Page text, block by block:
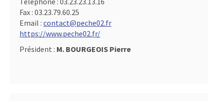
Fax : 03.23.79.60.25
Email : contact@peche02.fr
https://www.peche02.fr/
Président : M. BOURGEOIS Pierre